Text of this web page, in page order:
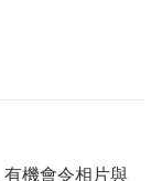
機會令相片與